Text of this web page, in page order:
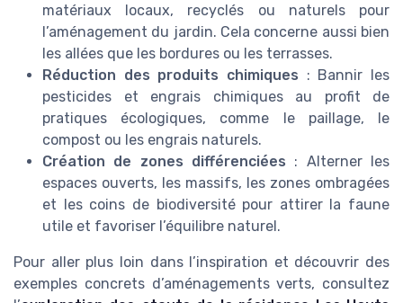
matériaux locaux, recyclés ou naturels pour
l’aménagement du jardin. Cela concerne aussi bien
les allées que les bordures ou les terrasses.
Réduction des produits chimiques : Bannir les
pesticides et engrais chimiques au profit de
pratiques écologiques, comme le paillage, le
compost ou les engrais naturels.
Création de zones différenciées : Alterner les
espaces ouverts, les massifs, les zones ombragées
et les coins de biodiversité pour attirer la faune
utile et favoriser l’équilibre naturel.
Pour aller plus loin dans l’inspiration et découvrir des
exemples concrets d’aménagements verts, consultez